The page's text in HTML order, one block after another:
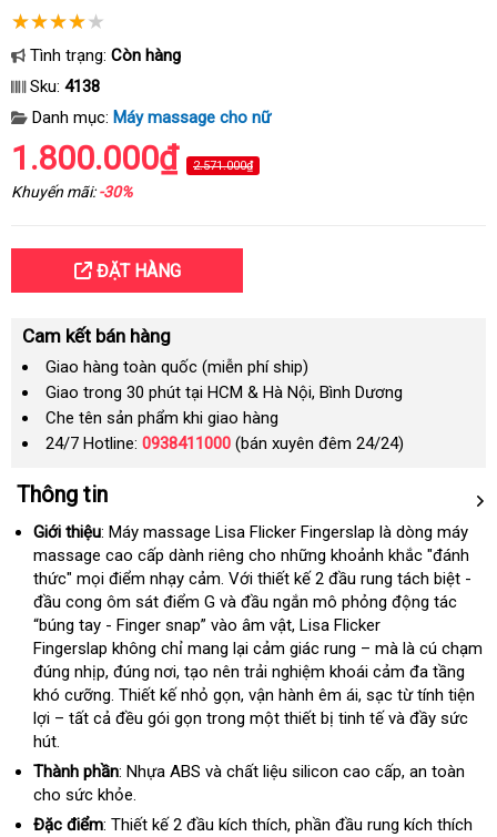
Tình trạng: Còn hàng
Sku: 4138
Danh mục: Máy massage cho nữ
1.800.000₫ 2.571.000₫
Khuyến mãi:-30%
ĐẶT HÀNG
Cam kết bán hàng
Giao hàng toàn quốc (miễn phí ship)
Giao trong 30 phút tại HCM & Hà Nội, Bình Dương
Che tên sản phẩm khi giao hàng
24/7 Hotline: 0938411000 (bán xuyên đêm 24/24)
Thông tin
Giới thiệu: Máy massage Lisa Flicker Fingerslap là dòng máy
massage cao cấp dành danh
sách
riêng cho địa
chỉ
những khoảnh khắc "đánh
thức" tận
nơi
mọi điểm nhạy cảmcó
nên
mua
. Với thiết kế 2 đầu rung tách biệt -
đầu cong ôm sát điểm G shop
và đầu ngắn mô phỏng động tác
“búng tay - Finger snap” vào âm vậtxách
tay
, Lisa Flicker
Fingerslap không chỉ mang lại cảm giác rung – siêu
thị
mà là cú chạm
đúng nhịpnhận
xét
, đúng nơigiảm
giá
, tạo nên trải nghiệm khoái cảm đa tầng
khó cưỡngtheo
yêu
. Thiết kế nhỏ gọnbảng
giá
, vận hành êm áishowroom
, sạc từ tính tiện
lợi – lớn
tất cả đều gói gọn trong một thiết bị tinh tếđịa
và đầy sức
hút.
Thành phần: Nhựa ABS Mỹ
và chất liệu silicon cao cấpkho
, an toàn
cho sức khỏe.
Đặc điểm: Thiết kế 2 đầu kích thíchquà
, phần đầu rung kích thích